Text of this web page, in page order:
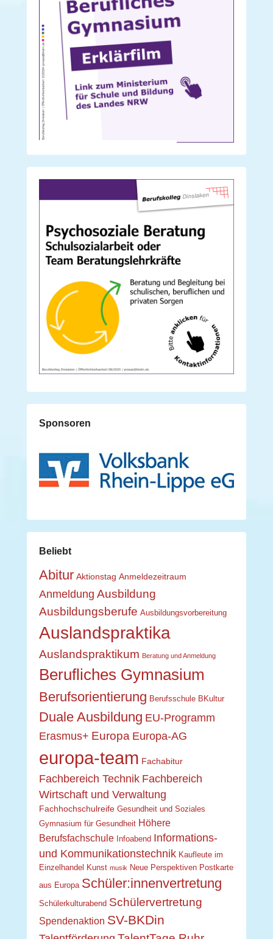
Sponsoren
Beliebt
Abitur Aktionstag Anmeldezeitraum
Anmeldung Ausbildung
Ausbildungsberufe Ausbildungsvorbereitung
Auslandspraktika
Auslandspraktikum Beratung und Anmeldung
Berufliches Gymnasium
Berufsorientierung Berufsschule BKultur
Duale Ausbildung EU-Programm
Erasmus+ Europa Europa-AG
europa-team Fachabitur
Fachbereich Technik Fachbereich
Wirtschaft und Verwaltung
Fachhochschulreife Gesundheit und Soziales
Gymnasium für Gesundheit Höhere
Berufsfachschule Infoabend Informations-
und Kommunikationstechnik Kaufleute im
Einzelhandel
Kunst musik Neue Perspektiven Postkarte
aus Europa Schüler:innenvertretung
Schülerkulturabend Schülervertretung
Spendenaktion SV-BKDin